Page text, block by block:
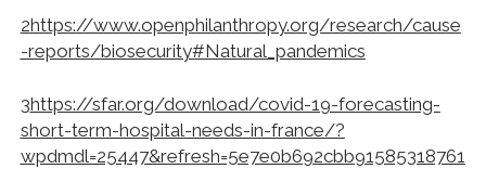
2https://www.openphilanthropy.org/research/cause
-reports/biosecurity#Natural_pandemics
3https://sfar.org/download/covid-19-forecasting-
short-term-hospital-needs-in-france/?
wpdmdl=25447&refresh=5e7e0b692cbb91585318761